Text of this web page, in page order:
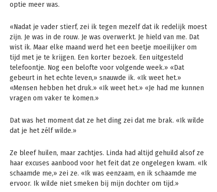
optie meer was.
«Nadat je vader stierf, zei ik tegen mezelf dat ik redelijk moest
zijn. Je was in de rouw. Je was overwerkt. Je hield van me. Dat
wist ik. Maar elke maand werd het een beetje moeilijker om
tijd met je te krijgen. Een korter bezoek. Een uitgesteld
telefoontje. Nog een belofte voor volgende week.» «Dat
gebeurt in het echte leven,» snauwde ik. «Ik weet het.»
«Mensen hebben het druk.» «Ik weet het.» «Je had me kunnen
vragen om vaker te komen.»
Dat was het moment dat ze het ding zei dat me brak. «Ik wilde
dat je het zélf wilde.»
Ze bleef huilen, maar zachtjes. Linda had altijd gehuild alsof ze
haar excuses aanbood voor het feit dat ze ongelegen kwam. «Ik
schaamde me,» zei ze. «Ik was eenzaam, en ik schaamde me
ervoor. Ik wilde niet smeken bij mijn dochter om tijd.»